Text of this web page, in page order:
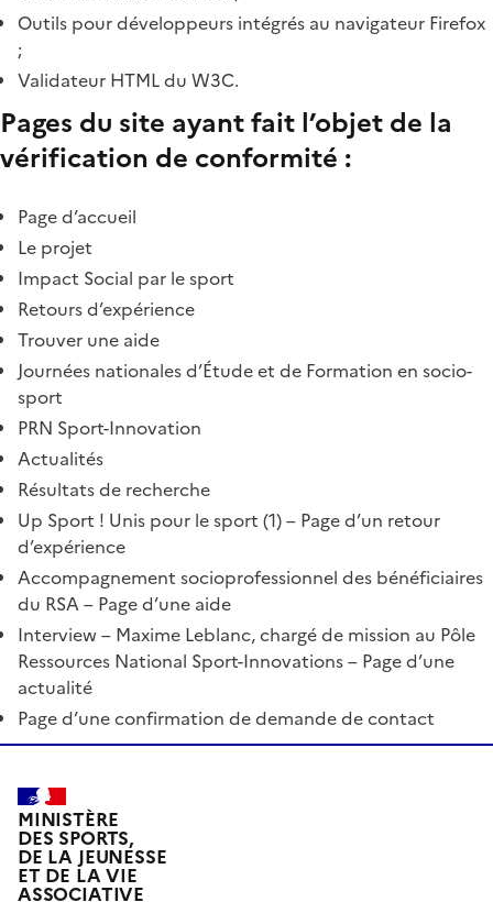
Outils pour développeurs intégrés au navigateur Firefox
;
Validateur HTML du W3C.
Pages du site ayant fait l’objet de la
vérification de conformité :
Page d’accueil
Le projet
Impact Social par le sport
Retours d’expérience
Trouver une aide
Journées nationales d’Étude et de Formation en socio-
sport
PRN Sport-Innovation
Actualités
Résultats de recherche
Up Sport ! Unis pour le sport (1) – Page d’un retour
d’expérience
Accompagnement socioprofessionnel des bénéficiaires
du RSA – Page d’une aide
Interview – Maxime Leblanc, chargé de mission au Pôle
Ressources National Sport-Innovations – Page d’une
actualité
Page d’une confirmation de demande de contact
MINISTÈRE
DES SPORTS,
DE LA JEUNESSE
ET DE LA VIE
ASSOCIATIVE